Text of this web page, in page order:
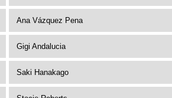
Ana Vázquez Pena
Gigi Andalucia
Saki Hanakago